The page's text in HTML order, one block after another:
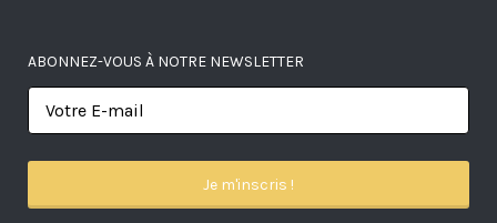
ABONNEZ-VOUS À NOTRE NEWSLETTER